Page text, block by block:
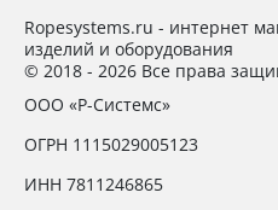
Ropesystems.ru - интернет
изделий и оборудования
© 2018 - 2026 Все права
ООО «Р-Системс»
ОГРН 1115029005123
ИНН 7811246865